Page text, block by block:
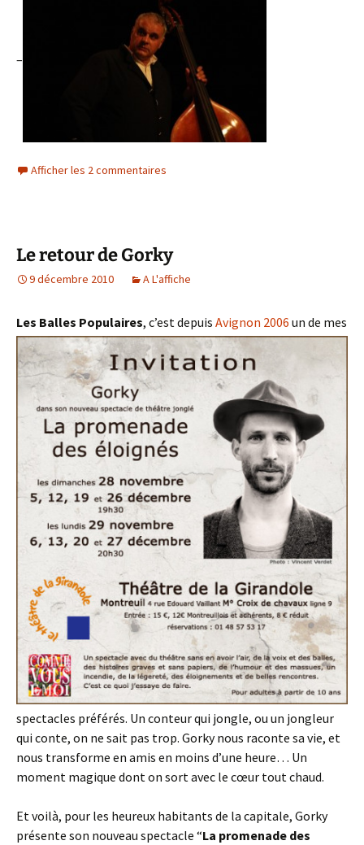
–
Afficher les 2 commentaires
Le retour de Gorky
9 décembre 2010 A L'affiche
Les Balles Populaires, c’est depuis Avignon 2006 un de mes
spectacles préférés. Un conteur qui jongle, ou un jongleur
qui conte, on ne sait pas trop. Gorky nous raconte sa vie, et
nous transforme en amis en moins d’une heure… Un
moment magique dont on sort avec le cœur tout chaud.
Et voilà, pour les heureux habitants de la capitale, Gorky
présente son nouveau spectacle “La promenade des